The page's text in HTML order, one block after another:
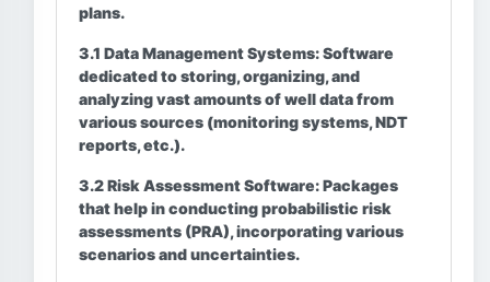
plans.
3.1 Data Management Systems:Software
dedicated to storing, organizing, and
analyzing vast amounts of well data from
various sources (monitoring systems, NDT
reports, etc.).
3.2 Risk Assessment Software:Packages
that help in conducting probabilistic risk
assessments (PRA), incorporating various
scenarios and uncertainties.